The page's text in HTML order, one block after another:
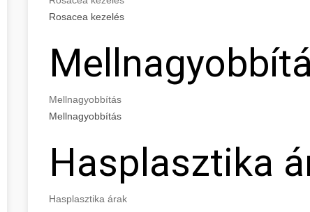
Rosacea kezelés
Mellnagyobbítás
Mellnagyobbítás
Hasplasztika
Hasplasztika árak